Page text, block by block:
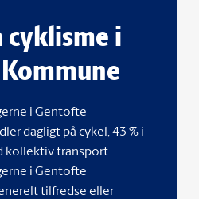
cyklisme i
i Gentofte
dagligt på cykel, 43 % i
kollektiv transport.
i Gentofte
tilfredse eller